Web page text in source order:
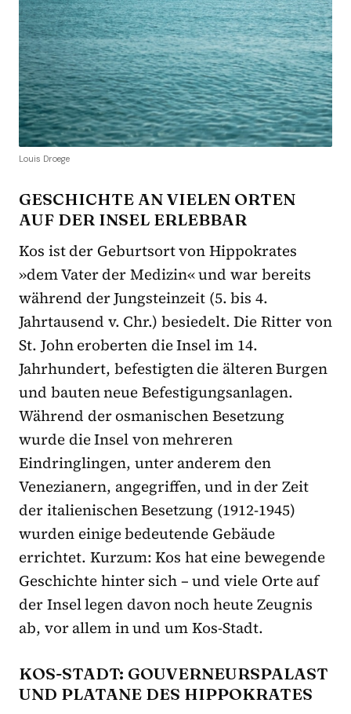
Louis Droege
GESCHICHTE AN VIELEN ORTEN
AUF DER INSEL ERLEBBAR
Kos ist der Geburtsort von Hippokrates
»dem Vater der Medizin« und war bereits
während der Jungsteinzeit (5. bis 4.
Jahrtausend v. Chr.) besiedelt. Die Ritter von
St. John eroberten die Insel im 14.
Jahrhundert, befestigten die älteren Burgen
und bauten neue Befestigungsanlagen.
Während der osmanischen Besetzung
wurde die Insel von mehreren
Eindringlingen, unter anderem den
Venezianern, angegriffen, und in der Zeit
der italienischen Besetzung (1912-1945)
wurden einige bedeutende Gebäude
errichtet. Kurzum: Kos hat eine bewegende
Geschichte hinter sich – und viele Orte auf
der Insel legen davon noch heute Zeugnis
ab, vor allem in und um Kos-Stadt.
KOS-STADT: GOUVERNEURSPALAST
UND PLATANE DES HIPPOKRATES